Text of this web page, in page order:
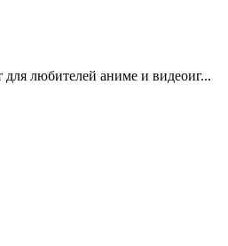
для любителей аниме и видеоиг...